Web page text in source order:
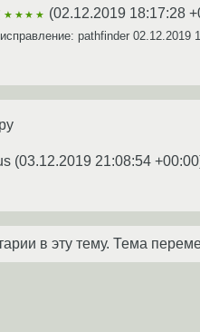
★★★★ (02.12.2019 18:17:28
pathfinder 02.12.2019
(03.12.2019 21:08:54 +00:00
в эту тему. Тема